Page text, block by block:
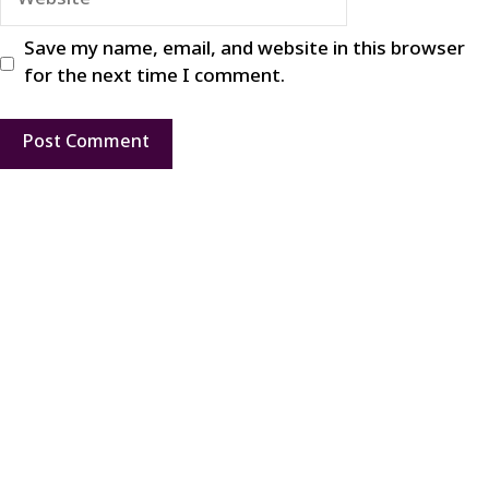
Save my name, email, and website in this browser
for the next time I comment.